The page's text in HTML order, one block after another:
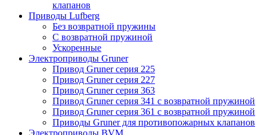
клапанов
Приводы Lufberg
Без возвратной пружины
С возвратной пружиной
Ускоренные
Электроприводы Gruner
Привод Gruner серия 225
Привод Gruner серия 227
Привод Gruner серия 363
Привод Gruner серия 341 с возвратной пружиной
Привод Gruner серия 361 с возвратной пружиной
Приводы Gruner для противопожарных клапанов
Электроприводы BVM